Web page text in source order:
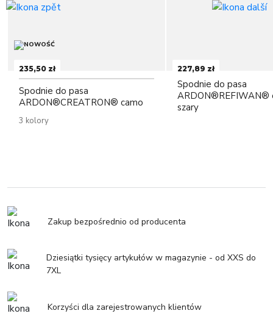
235,50 zł
Spodnie do pasa
ARDON®CREATRON® camo
3 kolory
227,89 zł
Spodnie do pasa
ARDON®REFIWAN®
szary
Zakup bezpośrednio od producenta
Dziesiątki tysięcy artykułów w magazynie - od XXS do
7XL
Korzyści dla zarejestrowanych klientów